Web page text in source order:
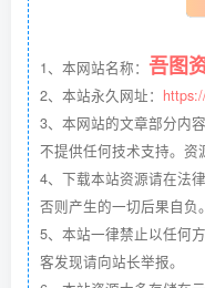
1、本网站名称： 吾图
2、本站永久网址：
3、本网站的文章部分内
不提供任何技术支持。资
4、下载本站资源请在法
否则产生的一切后果自负。
5、本站一律禁止以任何
客发现请向站长举报。